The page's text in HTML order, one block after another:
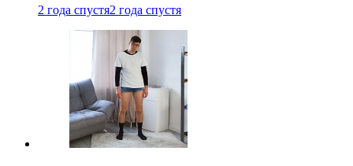
2 года спустя2 года спустя